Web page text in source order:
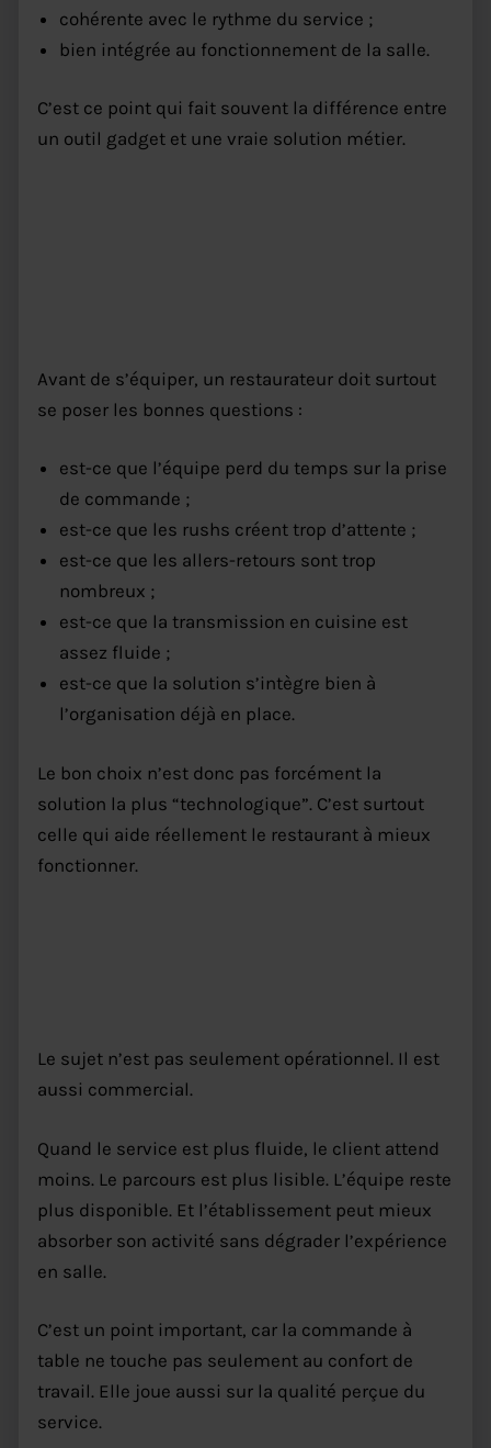
cohérente avec le rythme du service ;
bien intégrée au fonctionnement de la salle.
C’est ce point qui fait souvent la différence entre
un outil gadget et une vraie solution métier.
Avant de s’équiper, un restaurateur doit surtout
se poser les bonnes questions :
est-ce que l’équipe perd du temps sur la prise
de commande ;
est-ce que les rushs créent trop d’attente ;
est-ce que les allers-retours sont trop
nombreux ;
est-ce que la transmission en cuisine est
assez fluide ;
est-ce que la solution s’intègre bien à
l’organisation déjà en place.
Le bon choix n’est donc pas forcément la
solution la plus “technologique”. C’est surtout
celle qui aide réellement le restaurant à mieux
fonctionner.
Le sujet n’est pas seulement opérationnel. Il est
aussi commercial.
Quand le service est plus fluide, le client attend
moins. Le parcours est plus lisible. L’équipe reste
plus disponible. Et l’établissement peut mieux
absorber son activité sans dégrader l’expérience
en salle.
C’est un point important, car la commande à
table ne touche pas seulement au confort de
travail. Elle joue aussi sur la qualité perçue du
service.